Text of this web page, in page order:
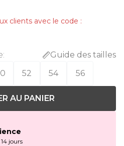
clients avec le code :
:
Guide des tailles
52 54 56
AU PANIER
jours